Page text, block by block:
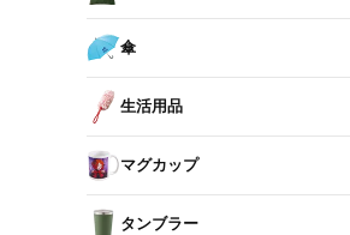
傘
生活用品
マグカップ
タンブラー